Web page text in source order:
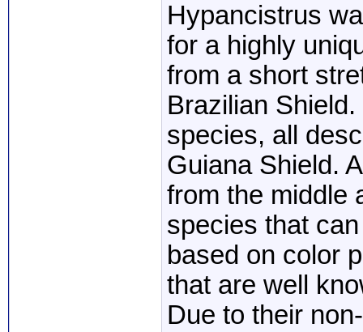
Hypancistrus
for a highly
from a short
Brazilian
species, all
Guiana Shield.
from the middle
species that
based on color
that are well
Due to their